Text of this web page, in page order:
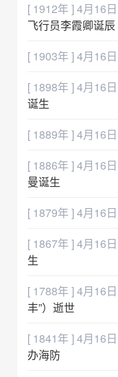
[ 1912年 ] 4月16日
飞行员李霞卿诞辰
[ 1903年 ] 4月16日
[ 1898年 ] 4月16日
诞生
[ 1889年 ] 4月16日
[ 1886年 ] 4月16日
曼诞生
[ 1879年 ] 4月16日
[ 1867年 ] 4月16日
生
[ 1788年 ] 4月16日
丰”）逝世
[ 1841年 ] 4月16日
办海防